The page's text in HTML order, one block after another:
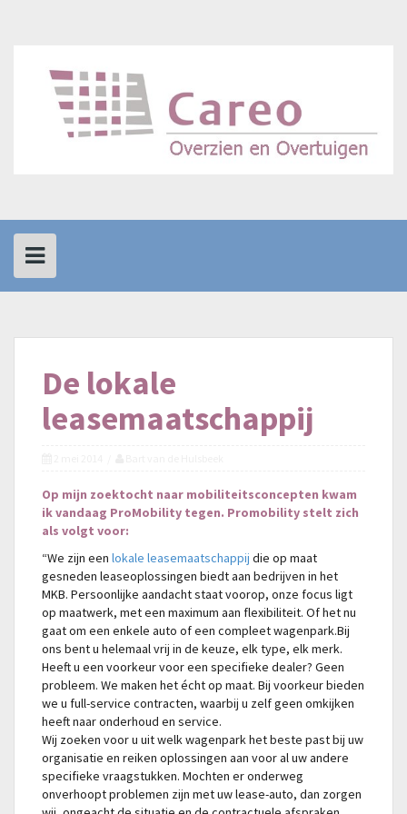
De lokale
leasemaatschappij
Op mijn zoektocht naar mobiliteitsconcepten kwam
ik vandaag ProMobility tegen. Promobility stelt zich
als volgt voor:
“We zijn een lokale leasemaatschappij die op maat
gesneden leaseoplossingen biedt aan bedrijven in het
MKB. Persoonlijke aandacht staat voorop, onze focus ligt
op maatwerk, met een maximum aan flexibiliteit. Of het nu
gaat om een enkele auto of een compleet wagenpark.Bij
ons bent u helemaal vrij in de keuze, elk type, elk merk.
Heeft u een voorkeur voor een specifieke dealer? Geen
probleem. We maken het écht op maat. Bij voorkeur bieden
we u full-service contracten, waarbij u zelf geen omkijken
heeft naar onderhoud en service.
Wij zoeken voor u uit welk wagenpark het beste past bij uw
organisatie en reiken oplossingen aan voor al uw andere
specifieke vraagstukken. Mochten er onderweg
onverhoopt problemen zijn met uw lease-auto, dan zorgen